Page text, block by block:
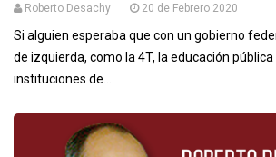
Roberto Desachy 20 de Febrero 2020
Si alguien esperaba que con un gobierno
de izquierda, como la 4T, la educación pública
instituciones de...